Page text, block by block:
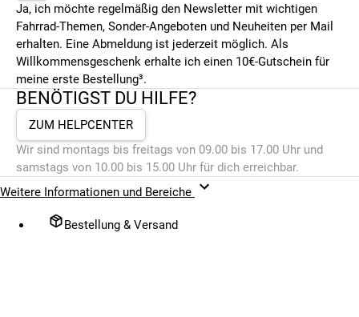
Ja, ich möchte regelmäßig den Newsletter mit wichtigen
Fahrrad-Themen, Sonder-Angeboten und Neuheiten per Mail
erhalten. Eine Abmeldung ist jederzeit möglich. Als
Willkommensgeschenk erhalte ich einen 10€-Gutschein für
meine erste Bestellung³.
BENÖTIGST DU HILFE?
ZUM HELPCENTER
Wir sind montags bis freitags von 09.00 bis 17.00 Uhr und
samstags von 10.00 bis 15.00 Uhr für dich erreichbar.
Weitere Informationen und Bereiche
Bestellung & Versand